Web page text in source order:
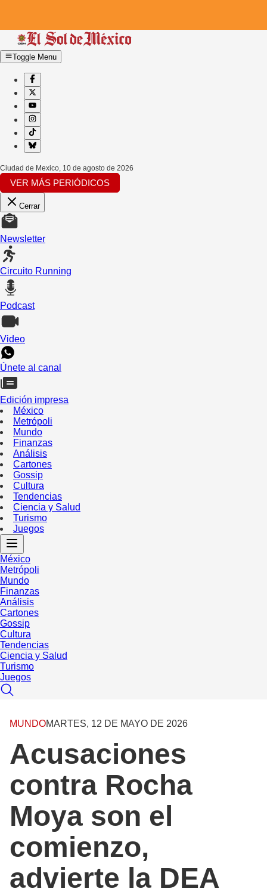
Toggle Menu
Ciudad de Mexico, 10 de agosto de 2026
VER MÁS PERIÓDICOS
Cerrar
Newsletter
Circuito Running
Podcast
Video
Únete al canal
Edición impresa
México
Metrópoli
Mundo
Finanzas
Análisis
Cartones
Gossip
Cultura
Tendencias
Ciencia y Salud
Turismo
Juegos
México
Metrópoli
Mundo
Finanzas
Análisis
Cartones
Gossip
Cultura
Tendencias
Ciencia y Salud
Turismo
Juegos
MUNDOMARTES, 12 DE MAYO DE 2026
Acusaciones
contra Rocha
Moya son el
comienzo,
advierte la DEA